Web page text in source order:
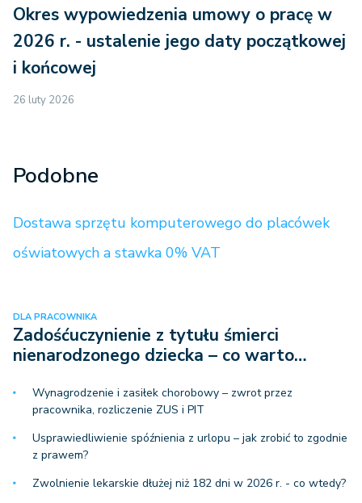
Okres wypowiedzenia umowy o pracę w
2026 r. - ustalenie jego daty początkowej
i końcowej
26 luty 2026
Podobne
Dostawa sprzętu komputerowego do placówek
oświatowych a stawka 0% VAT
DLA PRACOWNIKA
Zadośćuczynienie z tytułu śmierci
nienarodzonego dziecka – co warto…
Wynagrodzenie i zasiłek chorobowy – zwrot przez
pracownika, rozliczenie ZUS i PIT
Usprawiedliwienie spóźnienia z urlopu – jak zrobić to zgodnie
z prawem?
Zwolnienie lekarskie dłużej niż 182 dni w 2026 r. - co wtedy?